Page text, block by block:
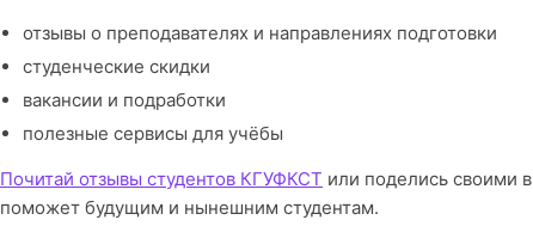
отзывы о преподавателях и направлениях подготовки
студенческие скидки
вакансии и подработки
полезные сервисы для учёбы
Почитай отзывы студентов КГУФКСТ или поделись своими
поможет будущим и нынешним студентам.